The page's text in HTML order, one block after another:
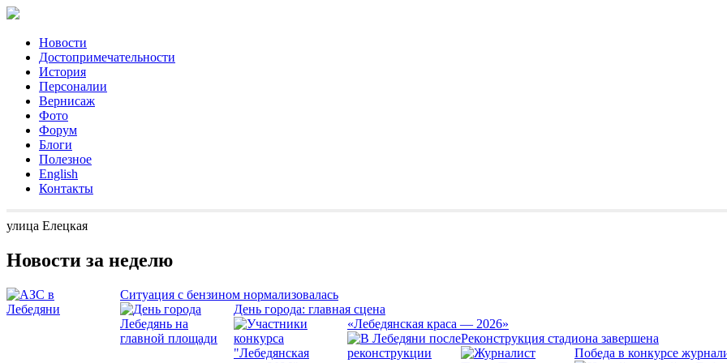
Новости
Достопримечательности
История
Персоналии
Вернисаж
Фото
Форум
Блоги
Полезное
English
Контакты
улица Елецкая
Новости за неделю
Ситуация с бензином нормализовалась
День города: главная сцена
«Лебедянская краса — 2026»
Реконструкция стадиона завершена
Победа в конкурсе